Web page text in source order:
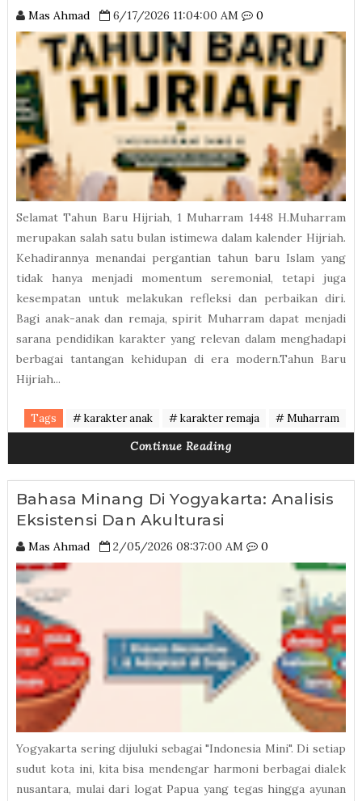
Mas Ahmad 6/17/2026 11:04:00 AM 0
Selamat Tahun Baru Hijriah, 1 Muharram 1448 H.Muharram
merupakan salah satu bulan istimewa dalam kalender Hijriah.
Kehadirannya menandai pergantian tahun baru Islam yang
tidak hanya menjadi momentum seremonial, tetapi juga
kesempatan untuk melakukan refleksi dan perbaikan diri.
Bagi anak-anak dan remaja, spirit Muharram dapat menjadi
sarana pendidikan karakter yang relevan dalam menghadapi
berbagai tantangan kehidupan di era modern.Tahun Baru
Hijriah...
Tags # karakter anak # karakter remaja # Muharram
Continue Reading
Bahasa Minang Di Yogyakarta: Analisis
Eksistensi Dan Akulturasi
Mas Ahmad 2/05/2026 08:37:00 AM 0
Yogyakarta sering dijuluki sebagai "Indonesia Mini". Di setiap
sudut kota ini, kita bisa mendengar harmoni berbagai dialek
nusantara, mulai dari logat Papua yang tegas hingga ayunan